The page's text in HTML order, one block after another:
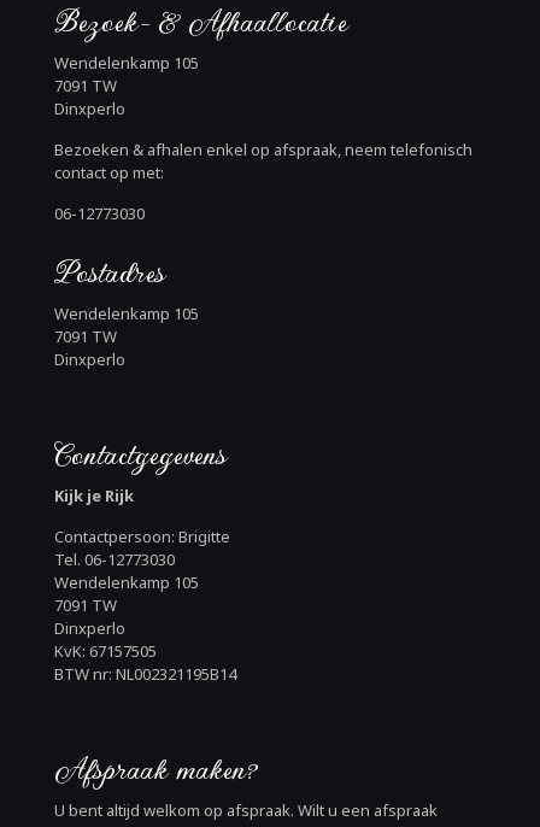
Bezoek- & Afhaallocatie
Wendelenkamp 105
7091 TW
Dinxperlo
Bezoeken & afhalen enkel op afspraak, neem telefonisch
contact op met:
06-12773030
Postadres
Wendelenkamp 105
7091 TW
Dinxperlo
Contactgegevens
Kijk je Rijk
Contactpersoon: Brigitte
Tel. 06-12773030
Wendelenkamp 105
7091 TW
Dinxperlo
KvK: 67157505
BTW nr: NL002321195B14
Afspraak maken?
U bent altijd welkom op afspraak. Wilt u een afspraak